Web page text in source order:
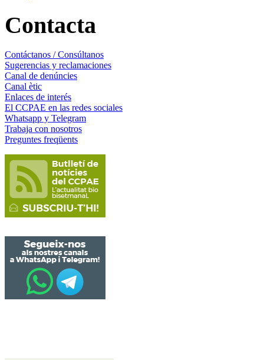
Contacta
Contáctanos / Consúltanos
Sugerencias y reclamaciones
Canal de denúncies
Canal ètic
Enlaces de interés
El CCPAE en las redes sociales
Whatsapp y Telegram
Trabaja con nosotros
Preguntes freqüents